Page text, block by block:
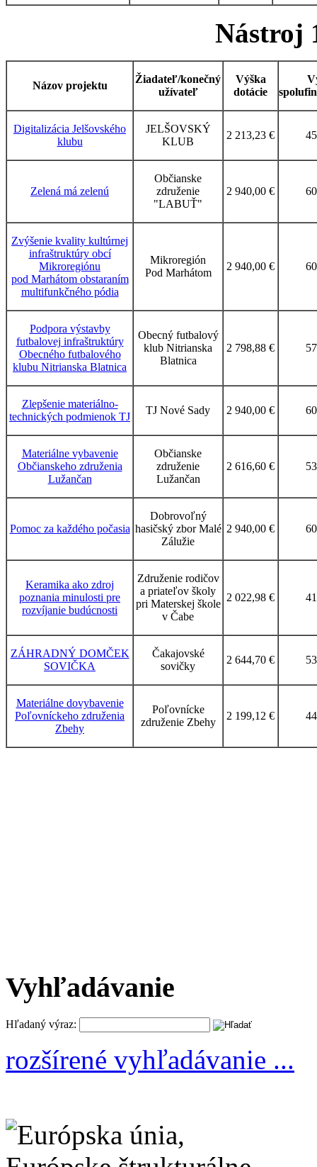
Nástroj
Názov projektu
Žiadateľ/konečný
užívateľ
Výška
dotácie
Digitalizácia Jelšovského
klubu
JELŠOVSKÝ
KLUB
2 213,23 €
Zelená má zelenú
Občianske
združenie
"LABUŤ"
2 940,00 €
Zvýšenie kvality kultúrnej
infraštruktúry obcí
Mikroregiónu
pod Marhátom obstaraním
multifunkčného pódia
Mikroregión
Pod Marhátom
2 940,00 €
Podpora výstavby
futbalovej infraštruktúry
Obecného futbalového
klubu Nitrianska Blatnica
Obecný futbalový
klub Nitrianska
Blatnica
2 798,88 €
Zlepšenie materiálno-
technických podmienok TJ
TJ Nové Sady 2 940,00 €
Materiálne vybavenie
Občianskeho združenia
Lužančan
Občianske
združenie
Lužančan
2 616,60 €
Pomoc za každého počasia
Dobrovoľný
hasičský zbor Malé
Zálužie
2 940,00 €
Keramika ako zdroj
poznania minulosti pre
rozvíjanie budúcnosti
Združenie rodičov
a priateľov školy
pri Materskej škole
v Čabe
2 022,98 €
ZÁHRADNÝ DOMČEK
SOVIČKA
Čakajovské
sovičky
2 644,70 €
Materiálne dovybavenie
Poľovníckeho združenia
Zbehy
Poľovnícke
združenie Zbehy
2 199,12 €
Vyhľadávanie
Hľadaný výraz:
rozšírené vyhľadávanie ...